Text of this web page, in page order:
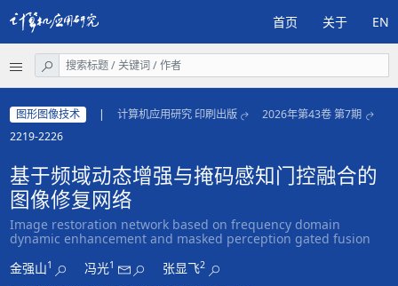
首页 关于 EN
图形图像技术 | 计算机应用研究 印刷出版
2026年第43卷 第7期
2219-2226
基于频域动态增强与掩码感知门控融合的
图像修复网络
Image restoration network based on frequency domain
dynamic enhancement and masked perception gated fusion
金强山1 冯光1 张显飞2